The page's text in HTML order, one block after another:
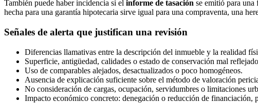
También puede haber incidencia si el informe de tasación se emitió para una
hecha para una garantía hipotecaria sirve igual para una compraventa, una
Señales de alerta que justifican una revisión
Diferencias llamativas entre la descripción del inmueble y la realidad
Superficie, antigüedad, calidades o estado de conservación mal
Uso de comparables alejados, desactualizados o poco homogéneos.
Ausencia de explicación suficiente sobre el método de valoración
No consideración de cargas, ocupación, servidumbres o limitaciones
Impacto económico concreto: denegación o reducción de financiación,